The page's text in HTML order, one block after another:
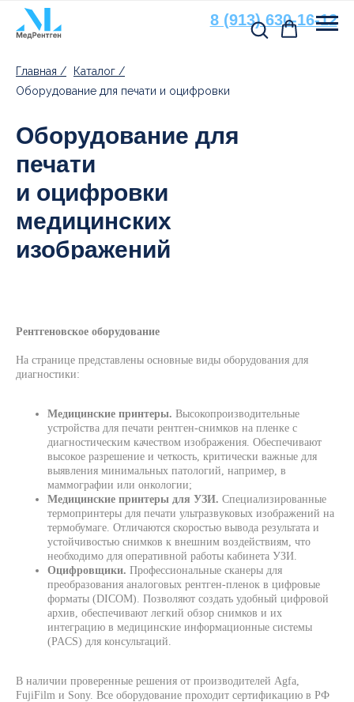
8 (913) 630-16-12
Главная /
Оборудование для печати и оцифровки
Каталог /
Оборудование для
печати
и оцифровки
медицинских
изображений
Рентгеновское оборудование
На странице представлены основные виды оборудования для
диагностики:
Медицинские принтеры. Высокопроизводительные
устройства для печати рентген-снимков на пленке с
диагностическим качеством изображения. Обеспечивают
высокое разрешение и четкость, критически важные для
выявления минимальных патологий, например, в
маммографии или онкологии;
Медицинские принтеры для УЗИ. Специализированные
термопринтеры для печати ультразвуковых изображений на
термобумаге. Отличаются скоростью вывода результата и
устойчивостью снимков к внешним воздействиям, что
необходимо для оперативной работы кабинета УЗИ.
Оцифровщики. Профессиональные сканеры для
преобразования аналоговых рентген-пленок в цифровые
форматы (DICOM). Позволяют создать удобный цифровой
архив, обеспечивают легкий обзор снимков и их
интеграцию в медицинские информационные системы
(PACS) для консультаций.
В наличии проверенные решения от производителей Agfa,
FujiFilm и Sony. Все оборудование проходит сертификацию в РФ
с подбором расходных материалов
и оборудования, вы можете
обратиться к нашим специалистам
Остались вопросы?
Свяжитесь с нами
Задать вопрос